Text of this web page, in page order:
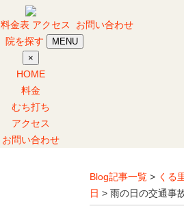
料金表 アクセス
お問い合わせ
院を探す
MENU
×
HOME
料金
むち打ち
アクセス
お問い合わせ
Blog記事一覧 > くる
日 > 雨の日の交通事